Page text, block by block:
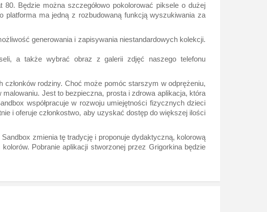
Będzie można szczegółowo pokolorować piksele o dużej
platforma ma jedną z rozbudowaną funkcją wyszukiwania za
generowania i zapisywania niestandardowych kolekcji.
a także wybrać obraz z galerii zdjęć naszego telefonu
rodziny. Choć może pomóc starszym w odprężeniu,
Jest to bezpieczna, prosta i zdrowa aplikacja, która
współpracuje w rozwoju umiejętności fizycznych dzieci
i oferuje członkostwo, aby uzyskać dostęp do większej ilości
zmienia tę tradycję i proponuje dydaktyczną, kolorową
Pobranie aplikacji stworzonej przez Grigorkina będzie